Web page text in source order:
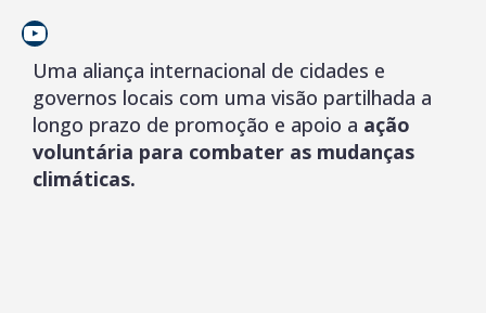
YouTube
Uma aliança internacional de cidades e
governos locais com uma visão partilhada a
longo prazo de promoção e apoio a ação
voluntária para combater as mudanças
climáticas.